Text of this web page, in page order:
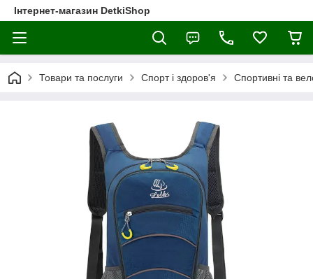
Інтернет-магазин DetkiShop
Товари та послуги Спорт і здоров'я Спортивні та